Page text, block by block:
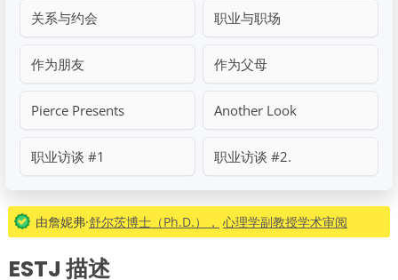
关系与约会 职业与职场
作为朋友 作为父母
Pierce Presents Another Look
职业访谈 #1 职业访谈 #2.
由詹妮弗·舒尔茨博士（Ph.D.）， 心理学副教授学术审阅
ESTJ 描述